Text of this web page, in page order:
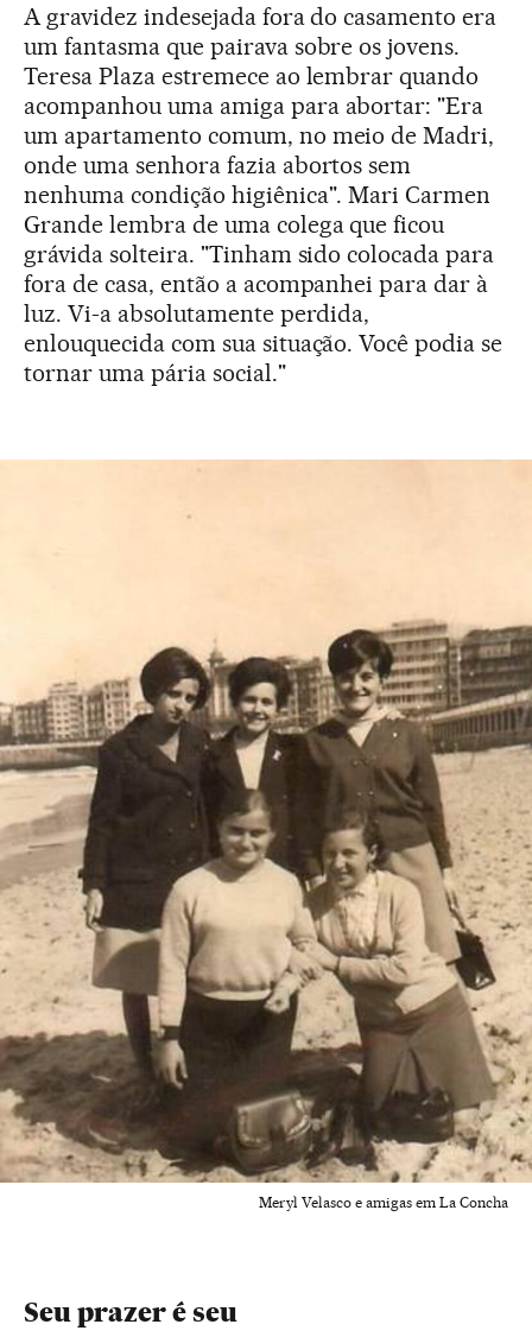
A gravidez indesejada fora do casamento era
um fantasma que pairava sobre os jovens.
Teresa Plaza estremece ao lembrar quando
acompanhou uma amiga para abortar: "Era
um apartamento comum, no meio de Madri,
onde uma senhora fazia abortos sem
nenhuma condição higiênica". Mari Carmen
Grande lembra de uma colega que ficou
grávida solteira. "Tinham sido colocada para
fora de casa, então a acompanhei para dar à
luz. Vi-a absolutamente perdida,
enlouquecida com sua situação. Você podia se
tornar uma pária social."
Meryl Velasco e amigas em La Concha
Seu prazer é seu